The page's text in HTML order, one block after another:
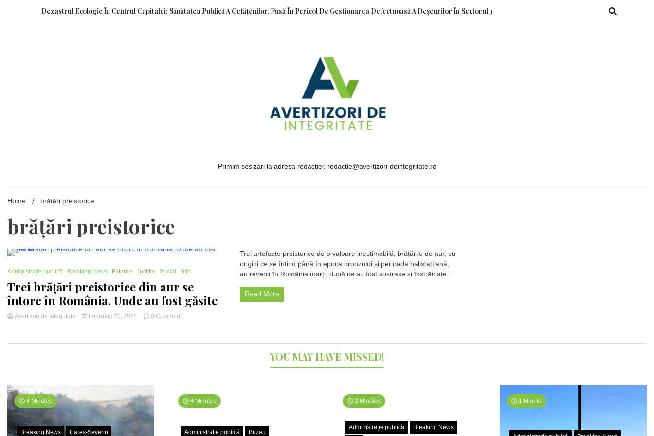
Dezastrul Ecologic În Centrul Capitalei: Sănătatea Publică A Cetățenilor, Pusă În Pericol De Gestionarea Defectuoasă A Deșeurilor În Sectorul 3
Primim sesizari la adresa redactiei: redactie@avertizori-deintegritate.ro
Home brățări preistorice
brățări preistorice
Administrație publică
Breaking News Externe Justitie Social Stiri
Trei brățări preistorice din aur se
întorc în România. Unde au fost găsite
Avertizori de Integritate February 20, 2024 0 Commenton
Trei
brățări
preistorice
au
Trei artefacte preistorice de o valoare inestimabilă, brățările de aur, cu
origini ce se întind până în epoca bronzului și perioada hallstattiană,
au revenit în România marți, după ce au fost sustrase și înstrăinate...
Read More
YOU MAY HAVE MISSED!
4 Minutes
Breaking News Careș-Severin
4 Minutes
Administrație publică Buzau
2 Minutes
Administrație publică Breaking News
1 Minute